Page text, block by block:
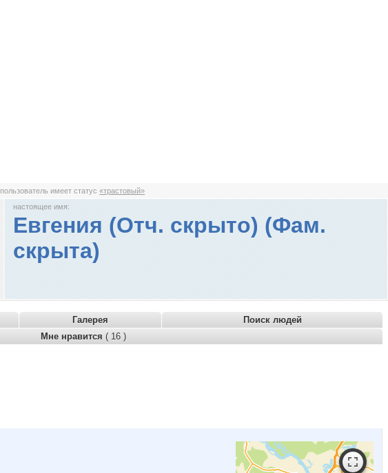
пользователь имеет статус«трастовый»
настоящее имя:
Евгения (Отч. скрыто) (Фам.
скрыта)
Галерея
Поиск людей
Мне нравится ( 16 )